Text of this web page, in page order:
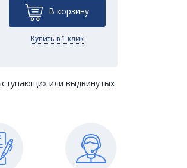
В корзину
Купить в 1 клик
или выдвинутых